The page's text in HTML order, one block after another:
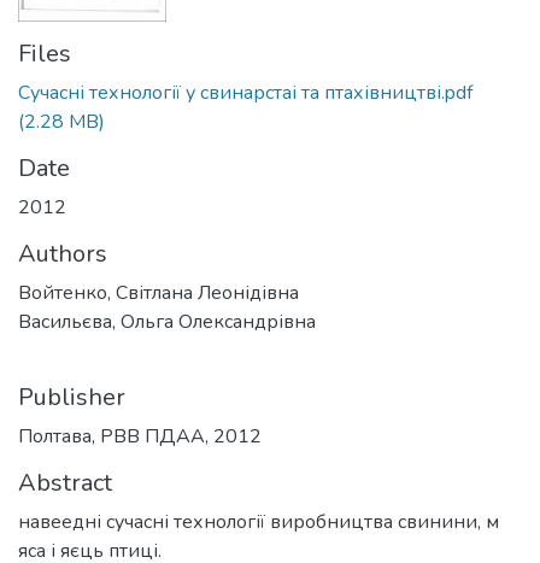
Files
Сучасні технології у свинарстаі та птахівництві.pdf
(2.28 MB)
Date
2012
Authors
Войтенко, Світлана Леонідівна
Васильєва, Ольга Олександрівна
Publisher
Полтава, РВВ ПДАА, 2012
Abstract
навеедні сучасні технології виробництва свинини, м
яса і яєць птиці.